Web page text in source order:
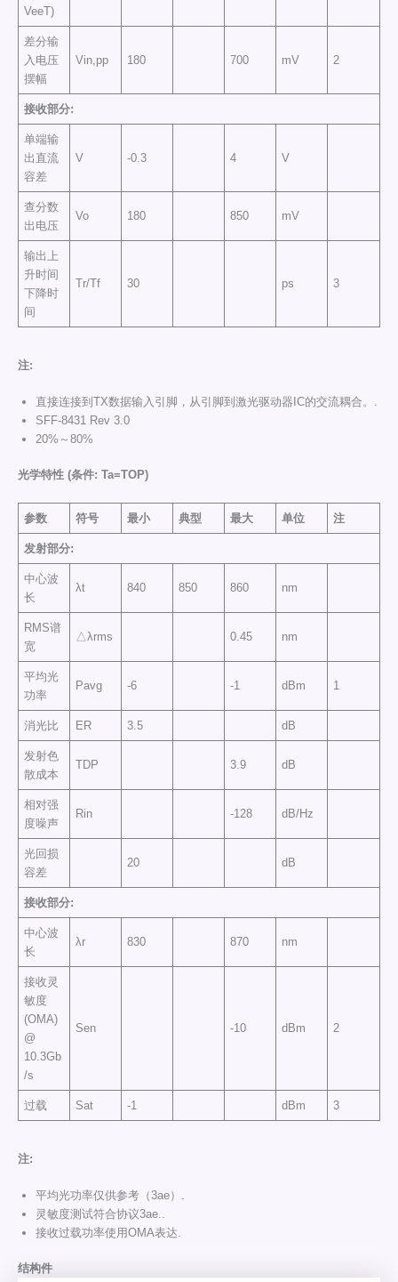
VeeT)
差分输
入电压
摆幅
Vin,pp 180 700 mV 2
接收部分:
单端输
出直流
容差
V -0.3 4 V
查分数
出电压
Vo 180 850 mV
输出上
升时间
下降时
间
Tr/Tf 30 ps 3
注:
直接连接到TX数据输入引脚，从引脚到激光驱动器IC的交流耦合。.
SFF-8431 Rev 3.0
20%～80%
光学特性(条件: Ta=TOP)
参数 符号 最小 典型 最大 单位 注
发射部分:
中心波
长
λt 840 850 860 nm
RMS谱
宽
△λrms 0.45 nm
平均光
功率
Pavg -6 -1 dBm 1
消光比 ER 3.5 dB
发射色
散成本
TDP 3.9 dB
相对强
度噪声
Rin -128 dB/Hz
光回损
容差
20 dB
接收部分:
中心波
长
λr 830 870 nm
接收灵
敏度
(OMA)
@
10.3Gb
/s
Sen -10 dBm 2
过载 Sat -1 dBm 3
注:
平均光功率仅供参考（3ae）.
灵敏度测试符合协议3ae..
接收过载功率使用OMA表达.
结构件